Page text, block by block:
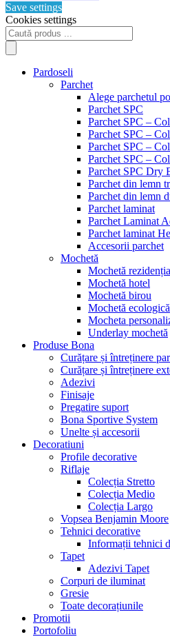
Save settings
Cookies settings
Products
search
Pardoseli
Parchet
Alege parchetul
Parchet SPC
Parchet SPC –
Parchet SPC –
Parchet SPC –
Parchet SPC –
Parchet SPC Dry
Parchet din lemn
Parchet din lemn
Parchet laminat
Parchet Laminat
Parchet laminat
Accesorii parchet
Mochetă
Mochetă
Mochetă hotel
Mochetă birou
Mochetă ecologică
Mocheta
Underlay mochetă
Produse Bona
Curățare și întreținere
Curățare și întreținere
Adezivi
Finisaje
Pregatire suport
Bona Sportive System
Unelte și accesorii
Decoratiuni
Profile decorative
Riflaje
Colecția Stretto
Colecția Medio
Colecția Largo
Vopsea Benjamin Moore
Tehnici decorative
Informații tehnici
Tapet
Adezivi Tapet
Corpuri de iluminat
Gresie
Toate decorațiunile
Promotii
Portofoliu